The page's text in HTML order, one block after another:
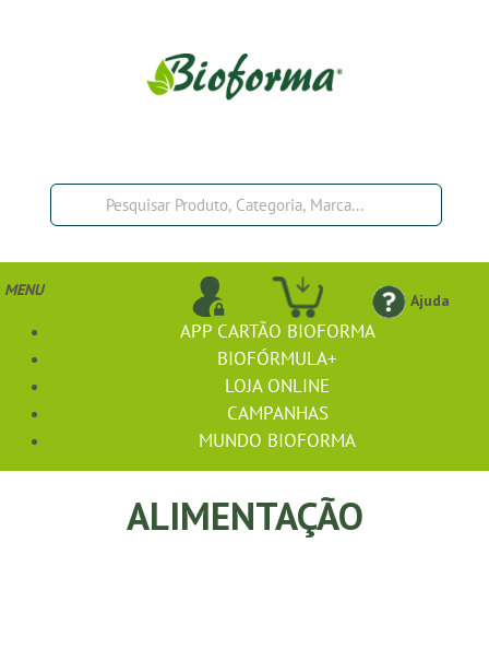
Ajuda
MENU
APP CARTÃO BIOFORMA
BIOFÓRMULA+
LOJA ONLINE
CAMPANHAS
MUNDO BIOFORMA
ALIMENTAÇÃO